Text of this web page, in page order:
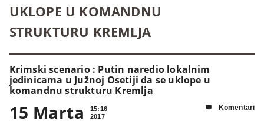
UKLOPE U KOMANDNU
STRUKTURU KREMLJA
Krimski scenario : Putin naredio lokalnim
jedinicama u Južnoj Osetiji da se uklope u
komandnu strukturu Kremlja
15 Marta
15:16
2017
 Komentari